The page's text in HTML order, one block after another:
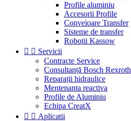
Profile aluminiu
Accesorii Profile
Conveioare Transfer
Sisteme de transfer
Robotii Kassow
  Servicii
Contracte Service
Consultanță Bosch Rexroth
Reparații hidraulice
Mentenanta reactiva
Profile de Aluminiu
Echipa CreatX
  Aplicatii